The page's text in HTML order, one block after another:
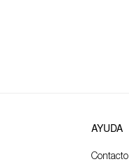
AYUDA
Contacto